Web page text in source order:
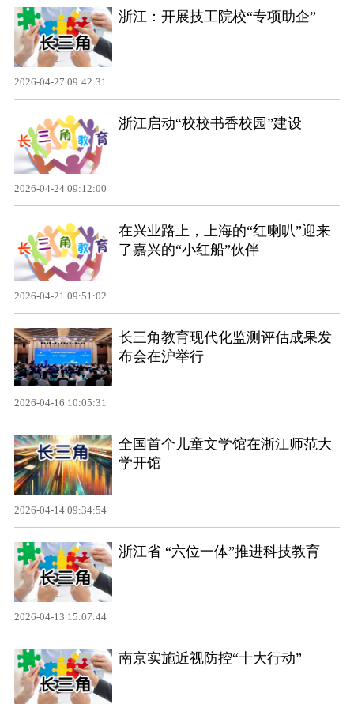
浙江：开展技工院校“专项助企”
2026-04-27 09:42:31
浙江启动“校校书香校园”建设
2026-04-24 09:12:00
在兴业路上，上海的“红喇叭”迎来
了嘉兴的“小红船”伙伴
2026-04-21 09:51:02
长三角教育现代化监测评估成果发
布会在沪举行
2026-04-16 10:05:31
全国首个儿童文学馆在浙江师范大
学开馆
2026-04-14 09:34:54
浙江省 “六位一体”推进科技教育
2026-04-13 15:07:44
南京实施近视防控“十大行动”